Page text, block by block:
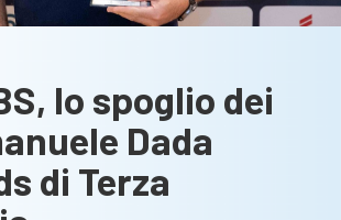
lo spoglio dei
Dada
di Terza